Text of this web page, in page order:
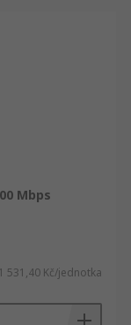
Mbps
1 531,40 Kč/jednotka